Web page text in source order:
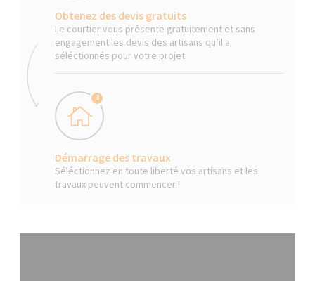
Obtenez des devis gratuits
Le courtier vous présente gratuitement et sans
engagement les devis des artisans qu’il a
séléctionnés pour votre projet
3
Démarrage des travaux
Séléctionnez en toute liberté vos artisans et les
travaux peuvent commencer !